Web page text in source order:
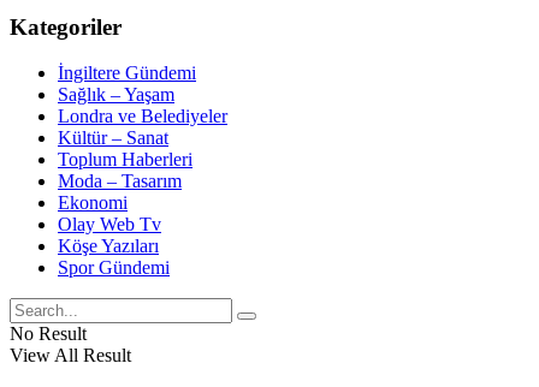
Kategoriler
İngiltere Gündemi
Sağlık – Yaşam
Londra ve Belediyeler
Kültür – Sanat
Toplum Haberleri
Moda – Tasarım
Ekonomi
Olay Web Tv
Köşe Yazıları
Spor Gündemi
No Result
View All Result